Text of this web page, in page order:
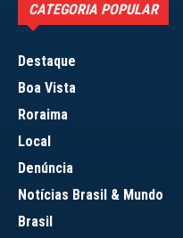
CATEGORIA POPULAR
Destaque
Boa Vista
Roraima
Local
Denúncia
Notícias Brasil & Mundo
Brasil